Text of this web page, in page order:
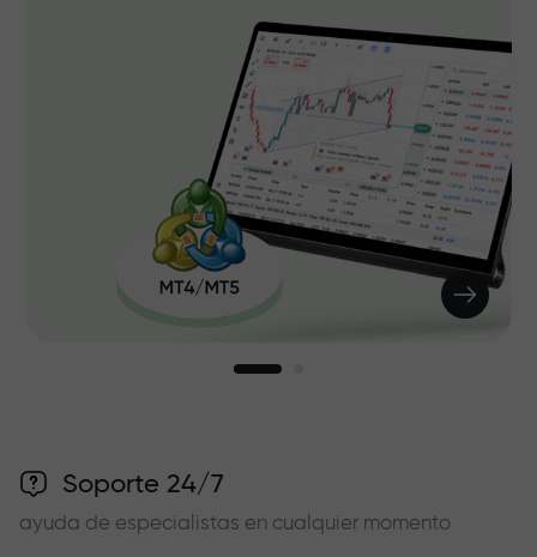
Soporte 24/7
ayuda de especialistas en cualquier momento